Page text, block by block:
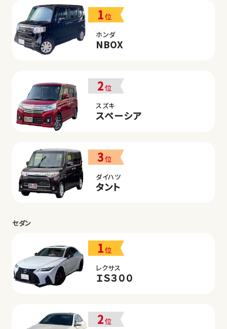
1位
ホンダ
NBOX
2位
スズキ
スペーシア
3位
ダイハツ
タント
セダン
1位
レクサス
ＩＳ３００
2位